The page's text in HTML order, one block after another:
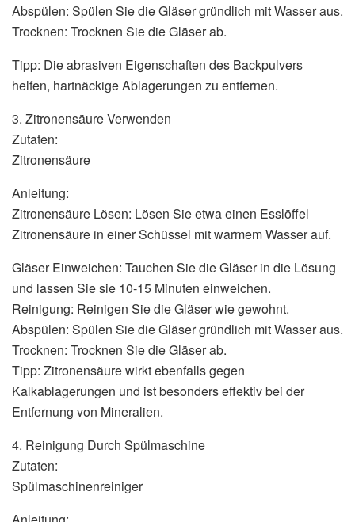
Abspülen: Spülen Sie die Gläser gründlich mit Wasser aus.
Trocknen: Trocknen Sie die Gläser ab.
Tipp: Die abrasiven Eigenschaften des Backpulvers
helfen, hartnäckige Ablagerungen zu entfernen.
3. Zitronensäure Verwenden
Zutaten:
Zitronensäure
Anleitung:
Zitronensäure Lösen: Lösen Sie etwa einen Esslöffel
Zitronensäure in einer Schüssel mit warmem Wasser auf.
Gläser Einweichen: Tauchen Sie die Gläser in die Lösung
und lassen Sie sie 10-15 Minuten einweichen.
Reinigung: Reinigen Sie die Gläser wie gewohnt.
Abspülen: Spülen Sie die Gläser gründlich mit Wasser aus.
Trocknen: Trocknen Sie die Gläser ab.
Tipp: Zitronensäure wirkt ebenfalls gegen
Kalkablagerungen und ist besonders effektiv bei der
Entfernung von Mineralien.
4. Reinigung Durch Spülmaschine
Zutaten:
Spülmaschinenreiniger